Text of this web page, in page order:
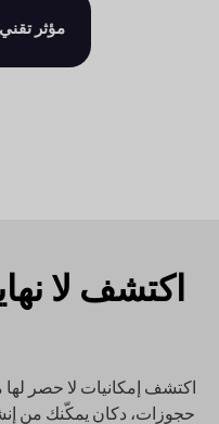
مؤثر تقني
اكتشف لا
اكتشف إمكانيات لا حصر
حجوزات، دكان يمكّنك من